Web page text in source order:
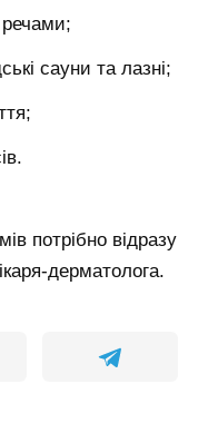
сауни та лазні;
потрібно відразу
дерматолога.